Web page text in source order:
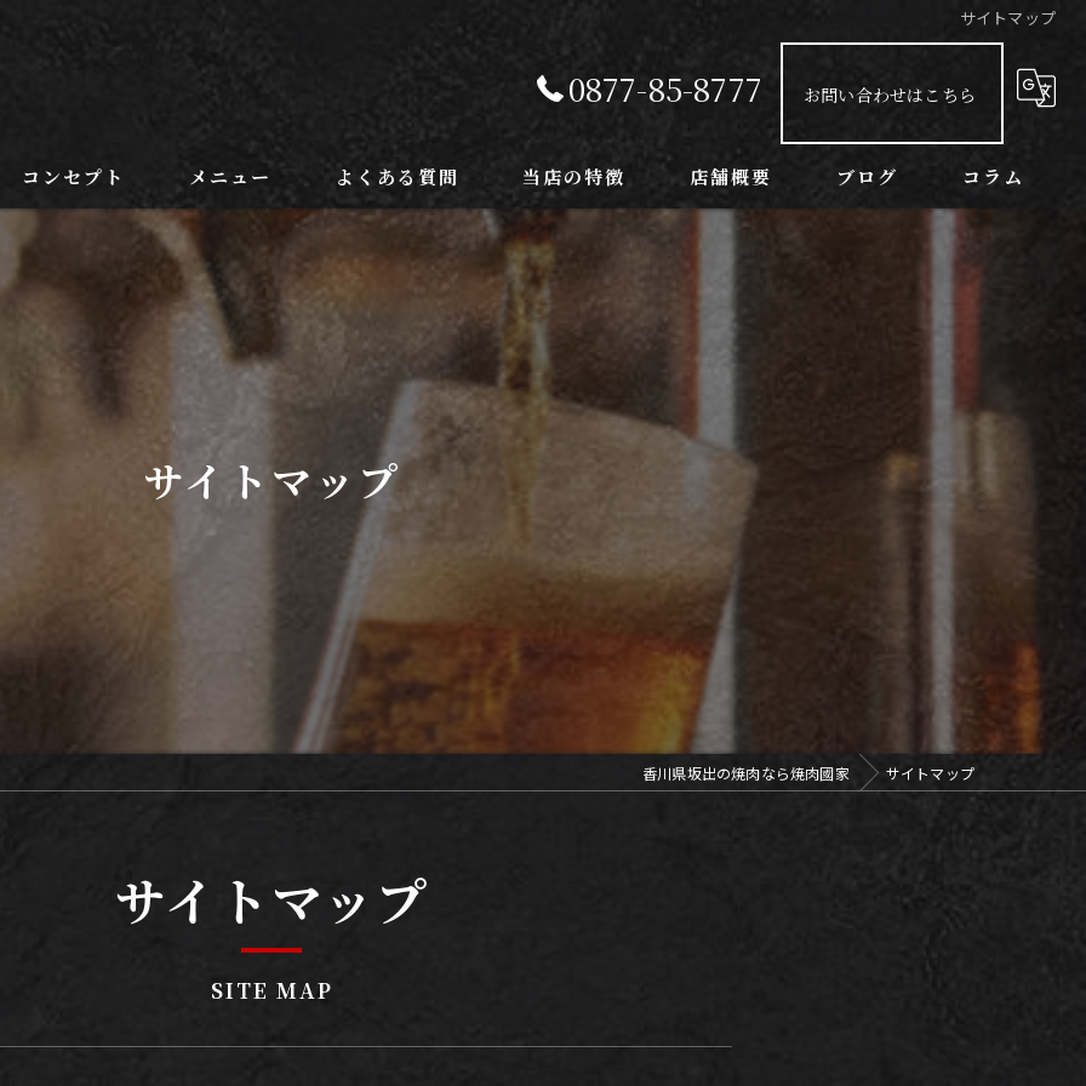
サイトマップ
0877-85-8777 お問い合わせはこちら
コンセプト メニュー
フードメニュー
ドリンク
よくある質問 当店の特徴
ランチ
野球観戦
記念日
店舗概要 ブログ コラム
サイトマップ
香川県坂出の焼肉なら焼肉國家 サイトマップ
SITE MAP
サイトマップ